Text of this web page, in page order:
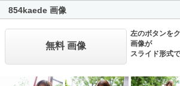
854kaede 画像
無料 画像
左のボタンを
画像が
スライド形式